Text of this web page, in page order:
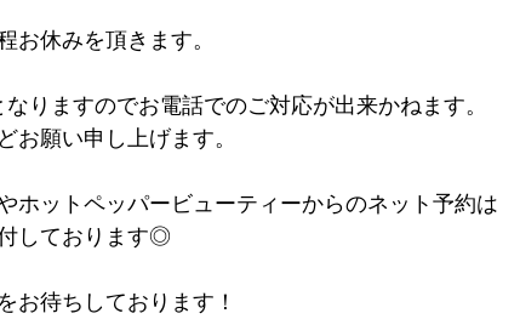
お休みを頂きます。
りますのでお電話でのご対応が出来かねます。
お願い申し上げます。
ホットペッパービューティーからのネット予約は
しております◎
お待ちしております！